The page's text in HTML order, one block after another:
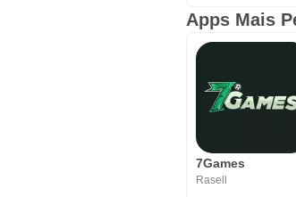
Apps Mais
7Games
Rasell